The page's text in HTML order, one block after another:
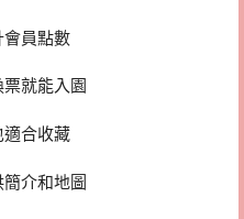
會員點數
就能入園
適合收藏
介和地圖